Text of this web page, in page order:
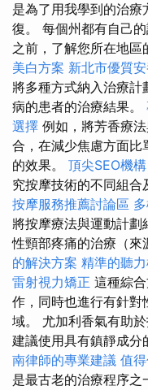
是為了用我學到的治
復。 每個州都有自己
之前，了解您所在地
美白方案 新北市優質
將多種方式納入治療
病的患者的治療結果。
選擇 例如，將芳香療
合，在減少焦慮方面比
的效果。 頂尖SEO機構
究按摩技術的不同組合
按摩服務推薦討論區
將按摩療法與運動計
性頸部疼痛的治療（來
的解決方案 精準的聽
雷射視力矯正 這種綜
作，同時也進行有針對
域。 尤加利香氣有助
建議使用具有鎮靜成分
南律師的專業建議 值
是最古老的治療程序之